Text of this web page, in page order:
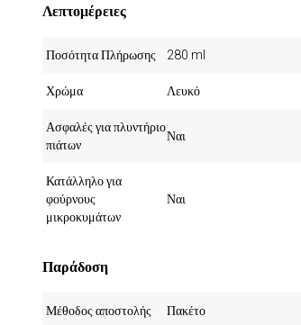
Λεπτομέρειες
Ποσότητα Πλήρωσης 280 ml
Χρώμα Λευκό
Ασφαλές για πλυντήριο
πιάτων
Ναι
Κατάλληλο για
φούρνους
μικροκυμάτων
Ναι
Παράδοση
Μέθοδος αποστολής Πακέτο